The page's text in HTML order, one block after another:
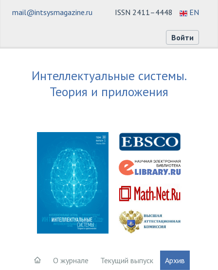
ISSN 2411–4448 EN
mail@intsysmagazine.ru
Войти
Интеллектуальные системы.
Теория и приложения
О журнале Текущий выпуск
Архив